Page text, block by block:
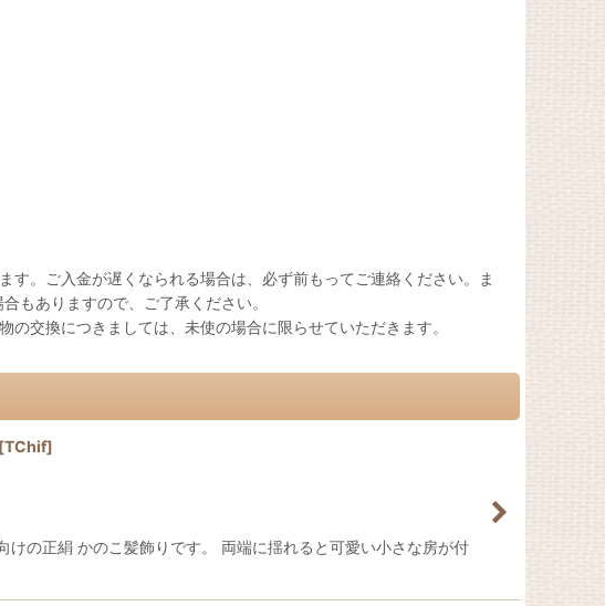
。ご入金が遅くなられる場合は、必ず前もってご連絡ください。ま
もありますので、ご了承ください。
交換につきましては、未使の場合に限らせていただきます。
[TChif]
の正絹 かのこ髪飾りです。 両端に揺れると可愛い小さな房が付